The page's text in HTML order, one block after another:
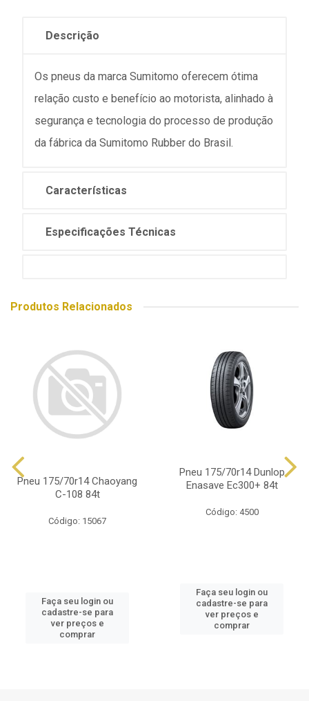
Descrição
Os pneus da marca Sumitomo oferecem ótima
relação custo e benefício ao motorista, alinhado à
segurança e tecnologia do processo de produção
da fábrica da Sumitomo Rubber do Brasil.
Características
Especificações Técnicas
Produtos Relacionados
Pneu 175/70r14 Chaoyang
C-108 84t
Código: 15067
Faça seu login ou
cadastre-se para
ver preços e
comprar
Pneu 175/70r14 Dunlop
Enasave Ec300+ 84t
Código: 4500
Faça seu login ou
cadastre-se para
ver preços e
comprar